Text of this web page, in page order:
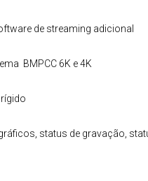
de streaming adicional
BMPCC 6K e 4K
status de gravação,